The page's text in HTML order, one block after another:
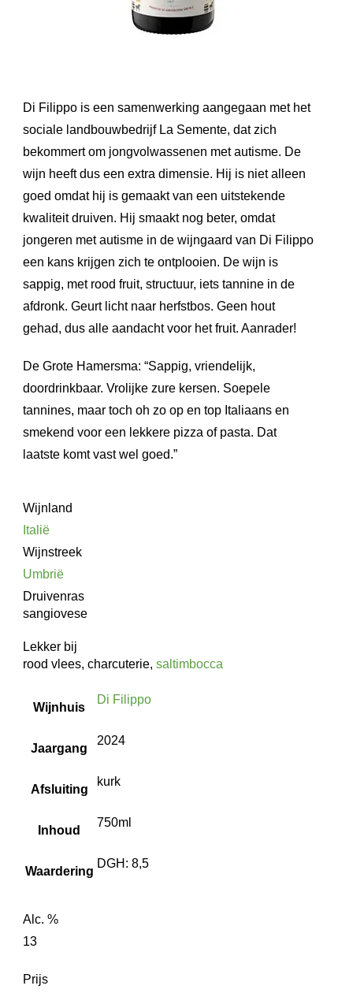
Di Filippo is een samenwerking aangegaan met het
sociale landbouwbedrijf La Semente, dat zich
bekommert om jongvolwassenen met autisme. De
wijn heeft dus een extra dimensie. Hij is niet alleen
goed omdat hij is gemaakt van een uitstekende
kwaliteit druiven. Hij smaakt nog beter, omdat
jongeren met autisme in de wijngaard van Di Filippo
een kans krijgen zich te ontplooien. De wijn is
sappig, met rood fruit, structuur, iets tannine in de
afdronk. Geurt licht naar herfstbos. Geen hout
gehad, dus alle aandacht voor het fruit. Aanrader!
De Grote Hamersma: “Sappig, vriendelijk,
doordrinkbaar. Vrolijke zure kersen. Soepele
tannines, maar toch oh zo op en top Italiaans en
smekend voor een lekkere pizza of pasta. Dat
laatste komt vast wel goed.”
Wijnland
Italië
Wijnstreek
Umbrië
Druivenras
sangiovese
Lekker bij
rood vlees, charcuterie, saltimbocca
Wijnhuis
Di Filippo
Jaargang
2024
Afsluiting
kurk
Inhoud
750ml
Waardering
DGH: 8,5
Alc. %
13
Prijs